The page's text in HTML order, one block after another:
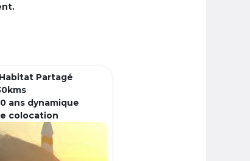
Partagé
ans dynamique
colocation